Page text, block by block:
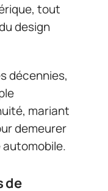
tout
design
décennies,
mariant
demeurer
de